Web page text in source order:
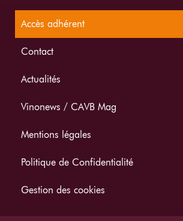
Accès adhérent
Contact
Actualités
Vinonews / CAVB Mag
Mentions légales
Politique de Confidentialité
Gestion des cookies